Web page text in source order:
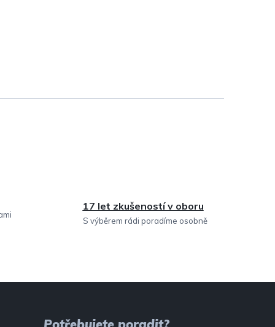
17 let zkušeností v oboru
S výběrem rádi poradíme osobně